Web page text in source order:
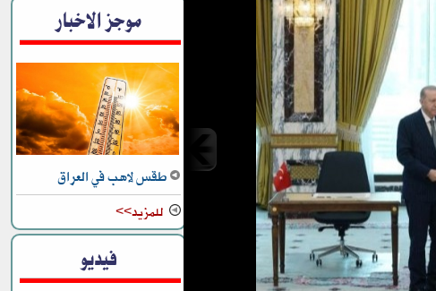
مشترك
موجز الاخبار
طقس لاهب في العراق
للمزيد>>
فيديو